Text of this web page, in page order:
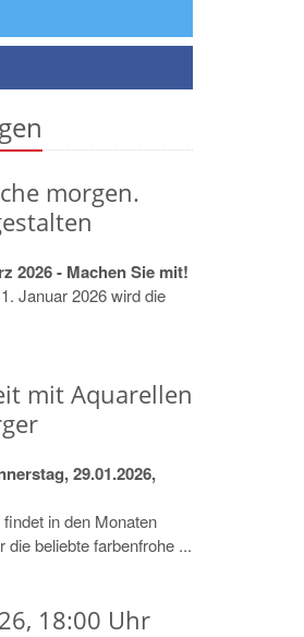
morgen.
2026 - Machen Sie mit!
Januar 2026 wird die
mit Aquarellen
29.01.2026,
in den Monaten
beliebte farbenfrohe ...
18:00 Uhr